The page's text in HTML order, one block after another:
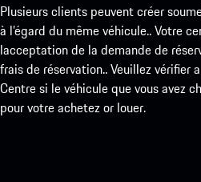
Plusieurs clients peuvent créer
à l’égard du même véhicule.. Votre
lacceptation de la demande de
frais de réservation.. Veuillez vérifier
Centre si le véhicule que vous avez
pour votre achetez or louer.